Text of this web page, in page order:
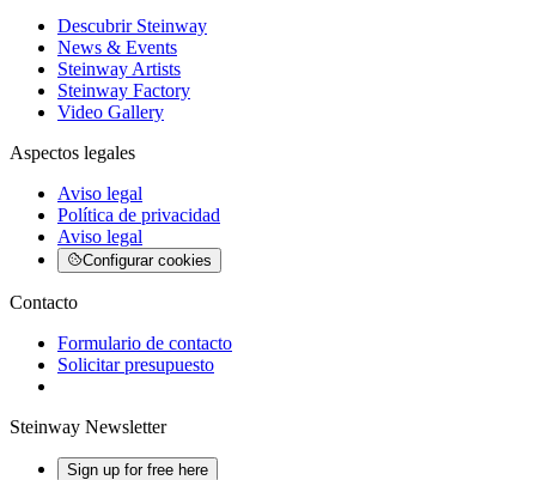
Descubrir Steinway
News & Events
Steinway Artists
Steinway Factory
Video Gallery
Aspectos legales
Aviso legal
Política de privacidad
Aviso legal
Configurar cookies
Contacto
Formulario de contacto
Solicitar presupuesto
Steinway Newsletter
Sign up for free here